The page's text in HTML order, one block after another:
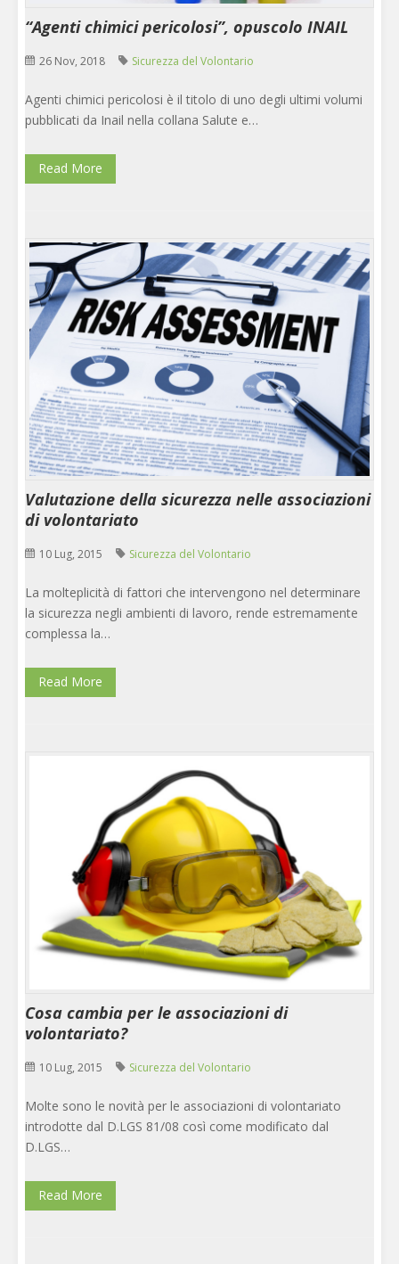
“Agenti chimici pericolosi”, opuscolo INAIL
26 Nov, 2018 Sicurezza del Volontario
Agenti chimici pericolosi è il titolo di uno degli ultimi volumi
pubblicati da Inail nella collana Salute e…
Read More
Valutazione della sicurezza nelle associazioni
di volontariato
10 Lug, 2015 Sicurezza del Volontario
La molteplicità di fattori che intervengono nel determinare
la sicurezza negli ambienti di lavoro, rende estremamente
complessa la…
Read More
Cosa cambia per le associazioni di
volontariato?
10 Lug, 2015 Sicurezza del Volontario
Molte sono le novità per le associazioni di volontariato
introdotte dal D.LGS 81/08 così come modificato dal
D.LGS…
Read More